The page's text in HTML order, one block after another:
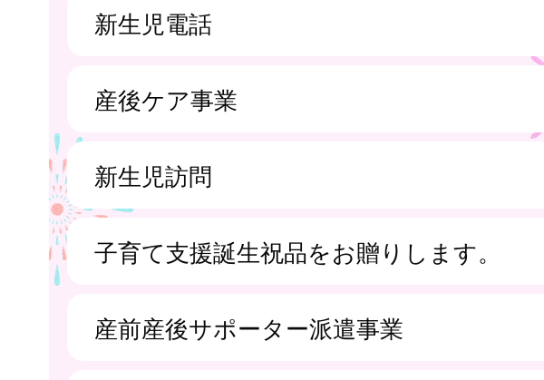
新生児電話
産後ケア事業
新生児訪問
子育て支援誕生祝品をお贈りします。
産前産後サポーター派遣事業